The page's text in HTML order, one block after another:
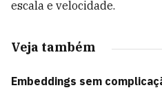
escala e velocidade.
Veja também
Embeddings sem